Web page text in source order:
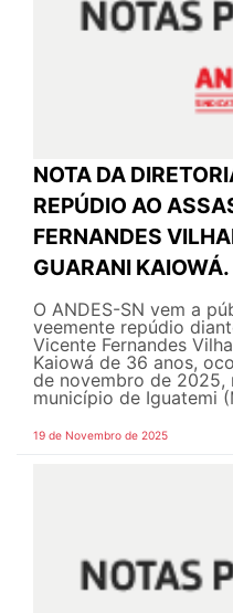
NOTA DA
REPÚDIO AO
FERNANDES
GUARANI KAIOWÁ.
O ANDES-SN vem a
veemente repúdio
Vicente Fernandes
Kaiowá de 36 anos,
de novembro de 2025,
município de Iguatemi
19 de Novembro de 2025